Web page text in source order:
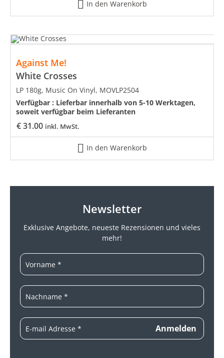
In den Warenkorb
Against Me!
White Crosses
€31.00 inkl. MwSt.
LP 180g, Music On Vinyl, MOVLP2504
Verfügbar : Lieferbar innerhalb von 5-10 Werktagen,
soweit verfügbar beim Lieferanten
In den Warenkorb
Newsletter
Exklusive Angebote, neueste Rezensionen und vieles
mehr!